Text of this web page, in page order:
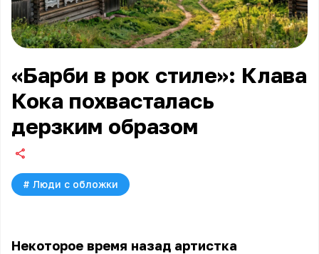
«Барби в рок стиле»: Клава
Кока похвасталась
дерзким образом
# Люди с обложки
Некоторое время назад артистка